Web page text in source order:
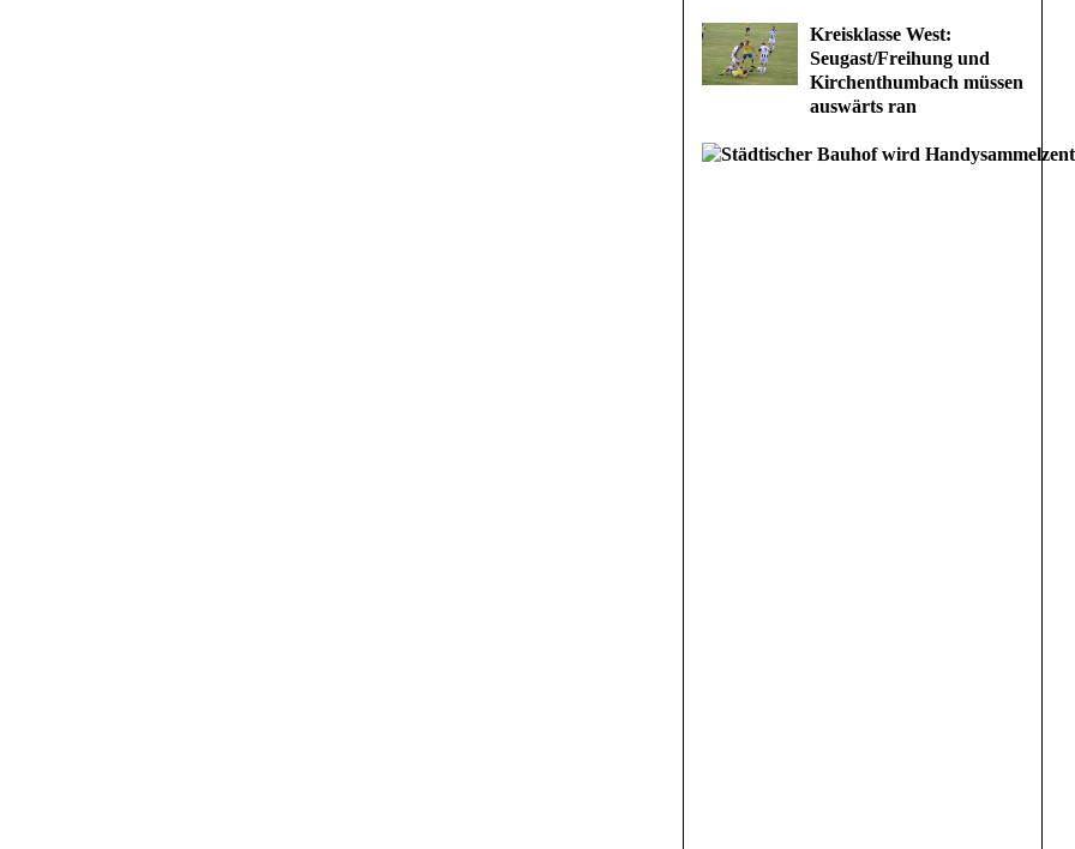
Kreisklasse West:
Seugast/Freihung und
Kirchenthumbach müssen
auswärts ran